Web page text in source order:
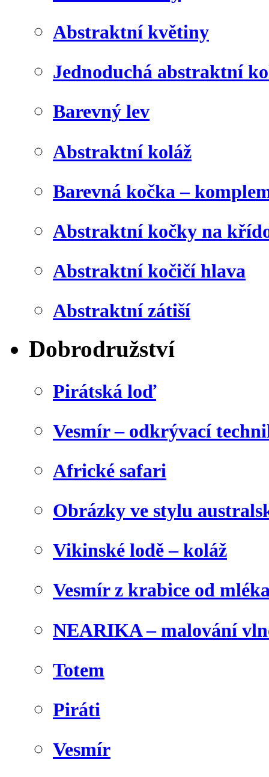
Abstraktní květiny
Jednoduchá abstraktní
Barevný lev
Abstraktní koláž
Barevná kočka –
Abstraktní kočky na
Abstraktní kočičí hlava
Abstraktní zátiší
Dobrodružství
Pirátská loď
Vesmír – odkrývací
Africké safari
Obrázky ve stylu
Vikinské lodě – koláž
Vesmír z krabice od
NEARIKA – malování
Totem
Piráti
Vesmír